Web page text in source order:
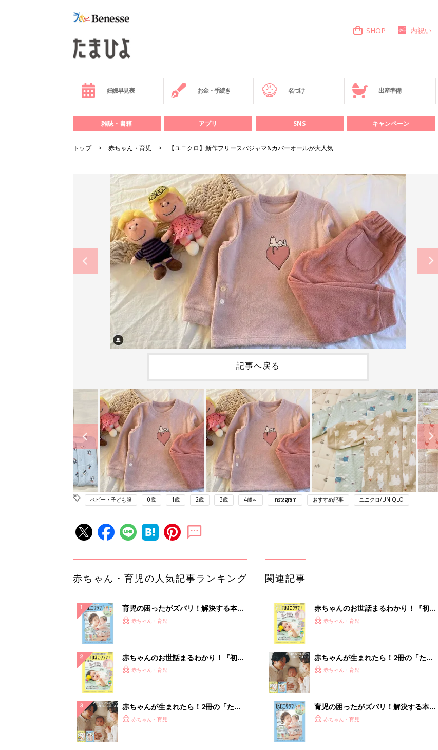
SHOP 内祝い
妊娠早見表 お金・手続き 名づけ 出産準備
雑誌・書籍 アプリ SNS キャンペーン
トップ 赤ちゃん・育児 【ユニクロ】新作フリースパジャマ&カバーオールが大人気
記事へ戻る
ベビー・子ども服 0歳 1歳 2歳 3歳 4歳～ Instagram おすすめ記事 ユニクロ/UNIQLO
赤ちゃん・育児の人気記事ランキング
育児の困ったがズバリ！解決する本
『ひよこクラブ 夏号』 4カ月～2才
赤ちゃん・育児
赤ちゃんのお世話まるわかり！『初め
てのひよこクラブ 夏号』〈巻頭大特
赤ちゃん・育児
赤ちゃんが生まれたら！2冊の「たま
ひよ」
赤ちゃん・育児
関連記事
赤ちゃんのお世話まるわかり！『初め
てのひよこクラブ 夏号』〈巻頭大特
赤ちゃん・育児
赤ちゃんが生まれたら！2冊の「たま
ひよ」
赤ちゃん・育児
育児の困ったがズバリ！解決する本
『ひよこクラブ 夏号』 4カ月～2才
赤ちゃん・育児